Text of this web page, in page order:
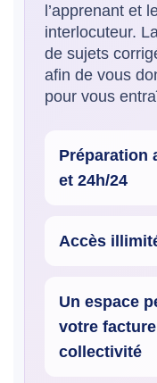
l’apprenant et
interlocuteur.
de sujets
afin de vous
pour vous
Préparation
et 24h/24
Accès
Un espace
votre
collectivité